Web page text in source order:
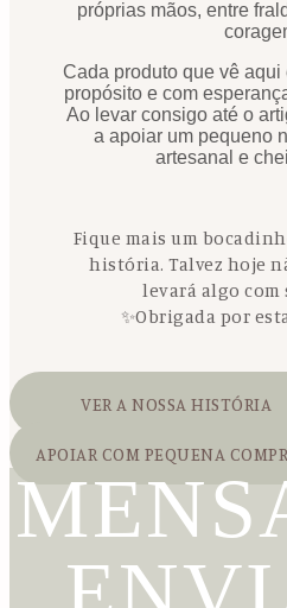
próprias mãos, entre
Cada produto que vê aqui
propósito e com
Ao levar consigo até o
a apoiar um pequeno
artesanal e
Fique mais um
história. Talvez hoje
levará algo
✨Obrigada por
VER A NOSSA HISTÓRIA
APOIAR COM PEQUENA